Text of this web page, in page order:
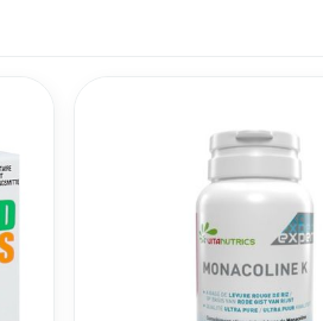
aan te passen.